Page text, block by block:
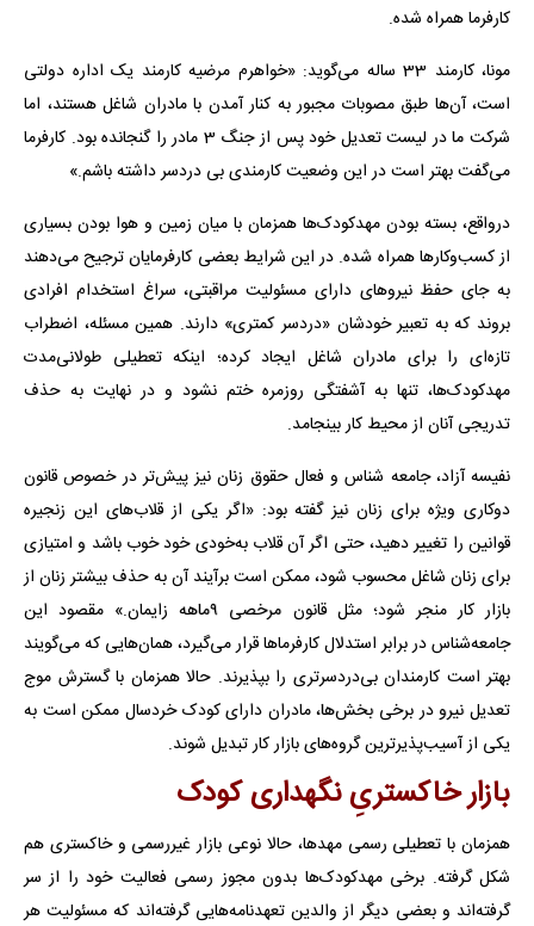
کارفرما همراه شده.
مونا، کارمند 33 ساله می‌گوید: «خواهرم مرضیه کارمند یک اداره دولتی
است، آن‌ها طبق مصوبات مجبور به کنار آمدن با مادران شاغل هستند، اما
شرکت ما در لیست تعدیل خود پس از جنگ 3 مادر را گنجانده بود. کارفرما
می‌گفت بهتر است در این وضعیت کارمندی بی دردسر داشته باشم.»
درواقع، بسته بودن مهدکودک‌ها همزمان با میان زمین و هوا بودن بسیاری
از کسب‌وکارها همراه شده. در این شرایط بعضی کارفرمایان ترجیح می‌دهند
به جای حفظ نیروهای دارای مسئولیت مراقبتی، سراغ استخدام افرادی
بروند که به تعبیر خودشان «دردسر کمتری» دارند. همین مسئله، اضطراب
تازه‌ای را برای مادران شاغل ایجاد کرده؛ اینکه تعطیلی طولانی‌مدت
مهدکودک‌ها، تنها به آشفتگی روزمره ختم نشود و در نهایت به حذف
تدریجی آنان از محیط کار بینجامد.
نفیسه آزاد، جامعه شناس و فعال حقوق زنان نیز پیش‌تر در خصوص قانون
دوکاری ویژه برای زنان نیز گفته بود: «اگر یکی از قلاب‌های این زنجیره
قوانین را تغییر دهید، حتی اگر آن قلاب به‌خودی خود خوب باشد و امتیازی
برای زنان شاغل محسوب شود، ممکن است برآیند آن به حذف بیشتر زنان از
بازار کار منجر شود؛ مثل قانون مرخصی ۹ماهه زایمان.» مقصود این
جامعه‌شناس در برابر استدلال کارفرماها قرار می‌گیرد، همان‌هایی که می‌گویند
بهتر است کارمندان بی‌دردسرتری را بپذیرند. حالا همزمان با گسترش موج
تعدیل نیرو در برخی بخش‌ها، مادران دارای کودک خردسال ممکن است به
یکی از آسیب‌پذیرترین گروه‌های بازار کار تبدیل شوند.
بازار خاکستریِ نگهداری کودک
همزمان با تعطیلی رسمی مهدها، حالا نوعی بازار غیررسمی و خاکستری هم
شکل گرفته. برخی مهدکودک‌ها بدون مجوز رسمی فعالیت خود را از سر
گرفته‌اند و بعضی دیگر از والدین تعهدنامه‌هایی گرفته‌اند که مسئولیت هر